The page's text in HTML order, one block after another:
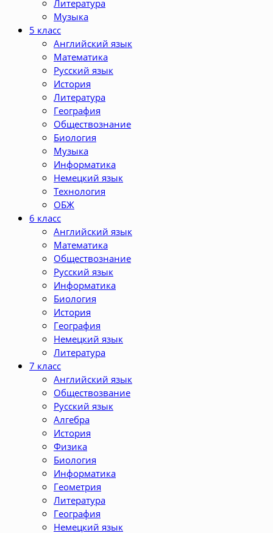
Литература
Музыка
5 класс
Английский язык
Математика
Русский язык
История
Литература
География
Обществознание
Биология
Музыка
Информатика
Немецкий язык
Технология
ОБЖ
6 класс
Английский язык
Математика
Обществознание
Русский язык
Информатика
Биология
История
География
Немецкий язык
Литература
7 класс
Английский язык
Обществозвание
Русский язык
Алгебра
История
Физика
Биология
Информатика
Геометрия
Литература
География
Немецкий язык